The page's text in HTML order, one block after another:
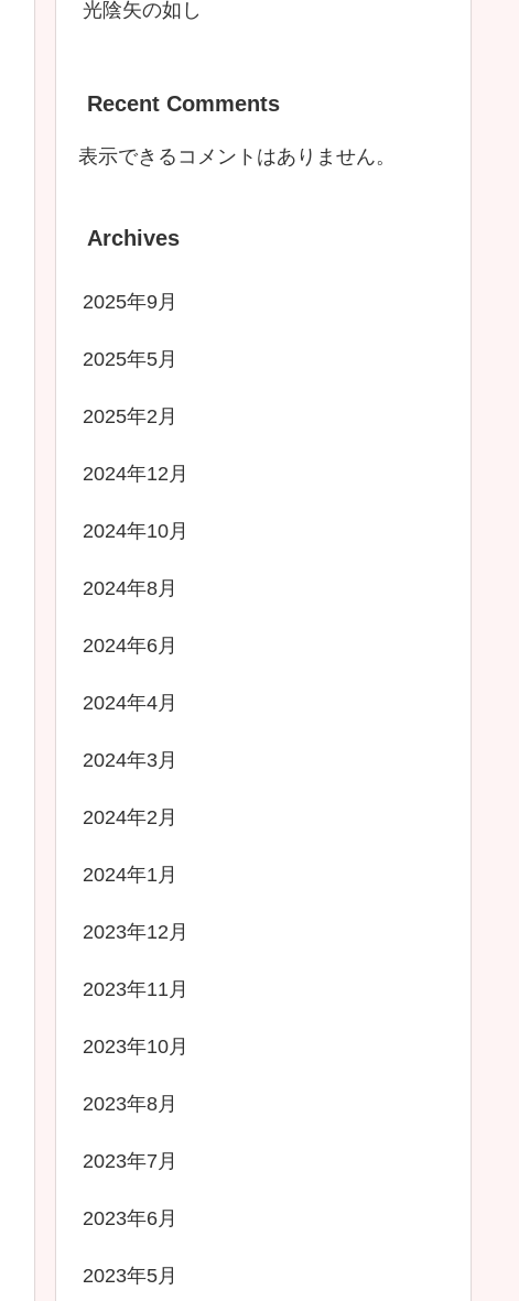
光陰矢の如し
Recent Comments
表示できるコメントはありません。
Archives
2025年9月
2025年5月
2025年2月
2024年12月
2024年10月
2024年8月
2024年6月
2024年4月
2024年3月
2024年2月
2024年1月
2023年12月
2023年11月
2023年10月
2023年8月
2023年7月
2023年6月
2023年5月